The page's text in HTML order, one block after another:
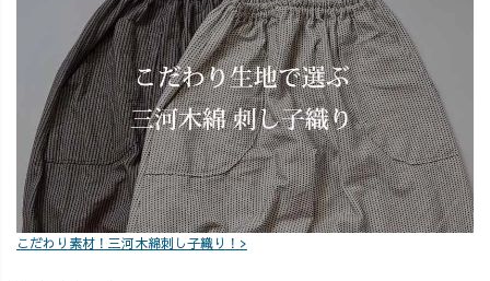
#スカートコーデ
#サルエルパンツ
#ハンツ #スタイ
リッシュ #大人
可愛い #楽ちん
コーデ #カジュ
アルコーデ #大
人カジュアルコ
ーデ #30代コー
デ #30代ファッ
ション #40代コ
#30代ファッショ
ン #40代ファッ
ション #新春 #大
人可愛いコーデ
こだわり素材！三河木綿刺し子織り！>